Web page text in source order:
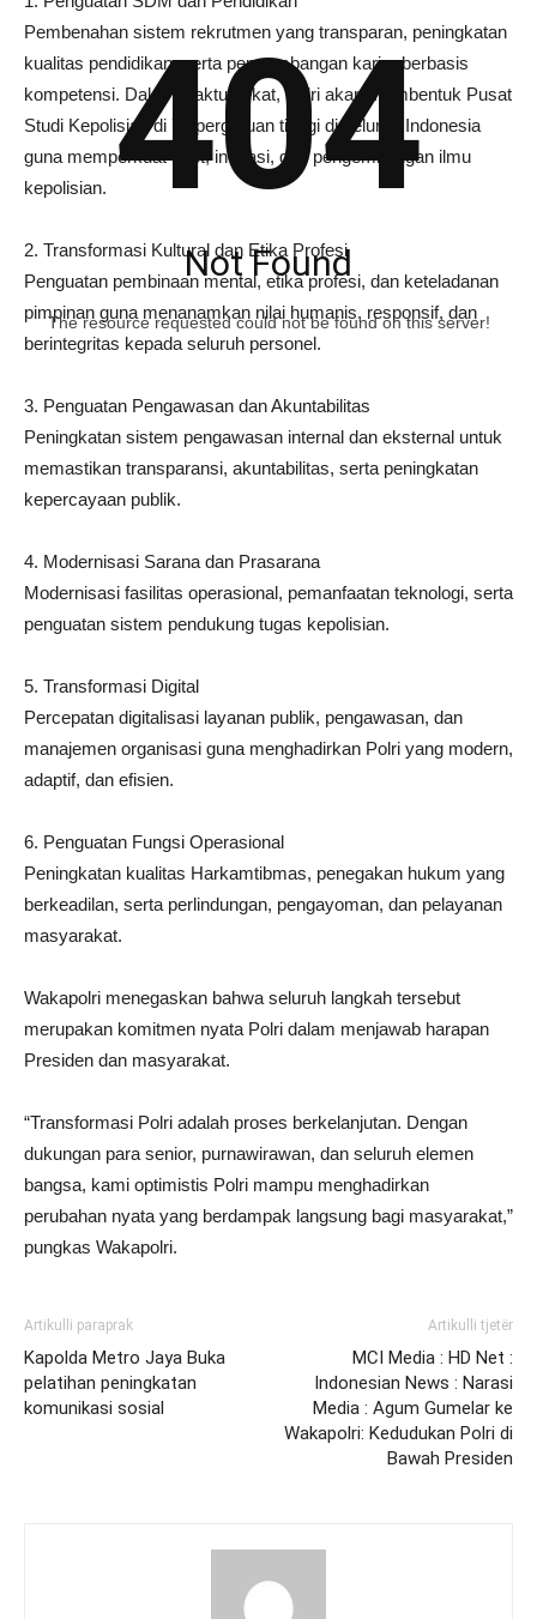
Pembenahan sistem rekrutmen yang transparan, peningkatan
kualitas pendidikan, serta pengembangan karier berbasis
kompetensi. Dalam waktu dekat, Polri akan membentuk Pusat
Studi Kepolisian di 74 perguruan tinggi di seluruh Indonesia
guna memperkuat riset, inovasi, dan pengembangan ilmu
kepolisian.
2. Transformasi Kultural dan Etika Profesi
Penguatan pembinaan mental, etika profesi, dan keteladanan
pimpinan guna menanamkan nilai humanis, responsif, dan
berintegritas kepada seluruh personel.
3. Penguatan Pengawasan dan Akuntabilitas
Peningkatan sistem pengawasan internal dan eksternal untuk
memastikan transparansi, akuntabilitas, serta peningkatan
kepercayaan publik.
4. Modernisasi Sarana dan Prasarana
Modernisasi fasilitas operasional, pemanfaatan teknologi, serta
penguatan sistem pendukung tugas kepolisian.
5. Transformasi Digital
Percepatan digitalisasi layanan publik, pengawasan, dan
manajemen organisasi guna menghadirkan Polri yang modern,
adaptif, dan efisien.
6. Penguatan Fungsi Operasional
Peningkatan kualitas Harkamtibmas, penegakan hukum yang
berkeadilan, serta perlindungan, pengayoman, dan pelayanan
masyarakat.
Wakapolri menegaskan bahwa seluruh langkah tersebut
merupakan komitmen nyata Polri dalam menjawab harapan
Presiden dan masyarakat.
“Transformasi Polri adalah proses berkelanjutan. Dengan
dukungan para senior, purnawirawan, dan seluruh elemen
bangsa, kami optimistis Polri mampu menghadirkan
perubahan nyata yang berdampak langsung bagi masyarakat,”
pungkas Wakapolri.
Artikulli paraprak
Kapolda Metro Jaya Buka
pelatihan peningkatan
komunikasi sosial
Artikulli tjetër
MCI Media : HD Net :
Indonesian News : Narasi
Media : Agum Gumelar ke
Wakapolri: Kedudukan Polri di
Bawah Presiden
404
Not Found
The resource requested could not be found on this server!